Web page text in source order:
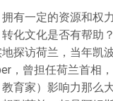
拥有一定的资源和权
化文化是否有帮助
探访荷兰，当年凯
，曾担任荷兰首相
育家）影响力那么